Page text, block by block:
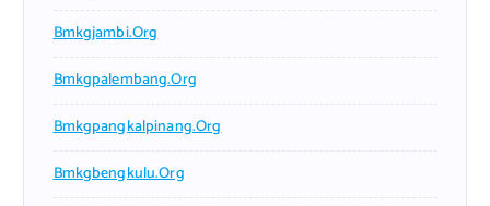
Bmkgjambi.org
Bmkgpalembang.org
Bmkgpangkalpinang.org
Bmkgbengkulu.org